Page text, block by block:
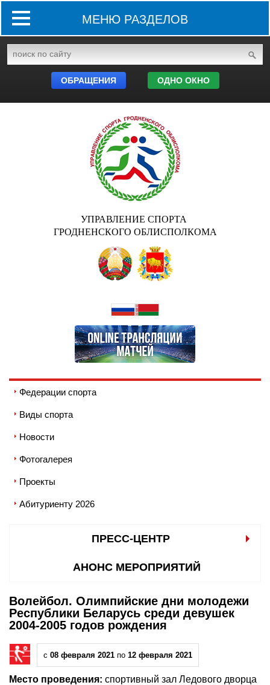
МЕНЮ РАЗДЕЛОВ
ОБРАЩЕНИЯ ОДНО ОКНО
УПРАВЛЕНИЕ СПОРТА
ГРОДНЕНСКОГО ОБЛИСПОЛКОМА
Федерации спорта
Виды спорта
Новости
Фотогалерея
Проекты
Абитуриенту 2026
ПРЕСС-ЦЕНТР
АНОНС МЕРОПРИЯТИЙ
Волейбол. Олимпийские дни молодежи
Республики Беларусь среди девушек
2004-2005 годов рождения
с 08 февраля 2021 по 12 февраля 2021
Место проведения: спортивный зал Ледового дворца